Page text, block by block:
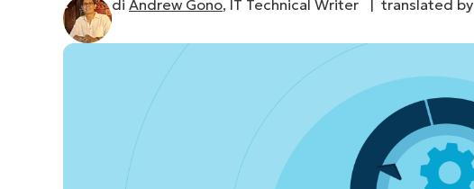
PIATTAFORMA
di Andrew Gono, IT Technical Writer | translated by